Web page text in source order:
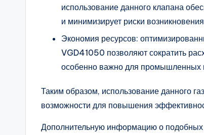
использование данного клапана
и минимизирует риски
Экономия ресурсов:
VGD41050 позволяют сократить
особенно важно для промышленных
Таким образом, использование данного
возможности для повышения
Дополнительную информацию о подобных